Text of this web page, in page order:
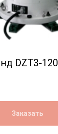
DZT3-120
Заказать